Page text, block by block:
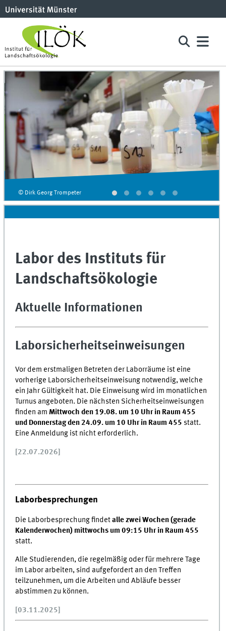
© Dirk Georg Trompeter
Labor des Instituts für
Landschaftsökologie
Aktuelle Informationen
Laborsicherheitseinweisungen
Vor dem erstmaligen Betreten der Laborräume ist eine
vorherige Laborsicherheitseinweisung notwendig, welche
ein Jahr Gültigkeit hat. Die Einweisung wird im monatlichen
Turnus angeboten. Die nächsten Sicherheitseinweisungen
finden am Mittwoch den 19.08. um 10 Uhr in Raum 455
und Donnerstag den 24.09. um 10 Uhr in Raum 455 statt.
Eine Anmeldung ist nicht erforderlich.
[22.07.2026]
Laborbesprechungen
Die Laborbesprechung findetalle zwei Wochen (gerade
Kalenderwochen) mittwochs um 09:15 Uhr in Raum 455
statt.
Alle Studierenden, die regelmäßig oder für mehrere Tage
im Labor arbeiten, sind aufgefordert an den Treffen
teilzunehmen, um die Arbeiten und Abläufe besser
abstimmen zu können.
[03.11.2025]